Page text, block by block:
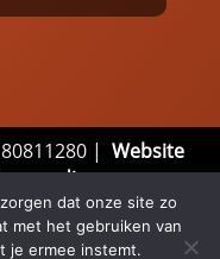
| Website
| Algemene
dat onze site zo
met het gebruiken van
je ermee instemt.